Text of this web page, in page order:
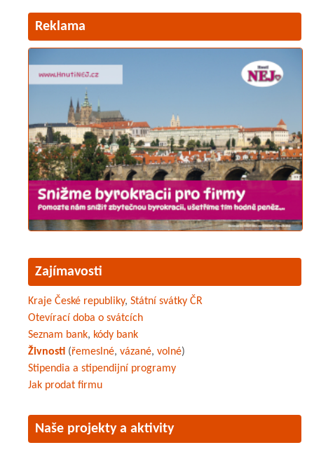
Reklama
Zajímavosti
Kraje České republiky, Státní svátky ČR
Otevírací doba o svátcích
Seznam bank, kódy bank
Živnosti (řemeslné, vázané, volné)
Stipendia a stipendijní programy
Jak prodat firmu
Naše projekty a aktivity